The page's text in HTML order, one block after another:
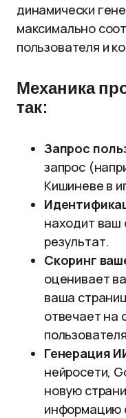
динамически
максимально
пользователя и
Механика
так:
Запрос
запрос
Кишиневе в
находит ваш
результат.
Скоринг
оценивает
ваша
отвечает на
Генерация
нейросети,
новую
информацию